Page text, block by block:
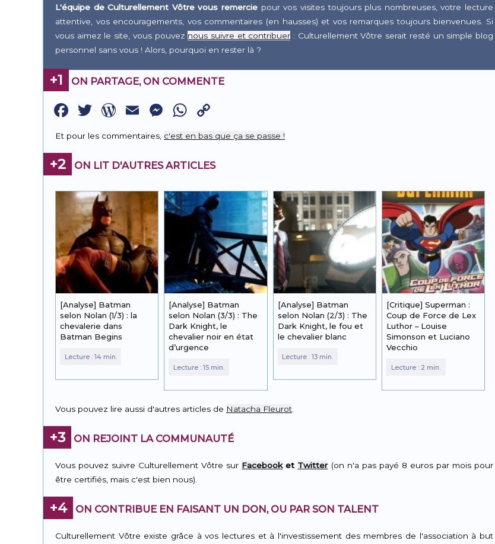
L'équipe de Culturellement Vôtre vous remercie pour vos visites toujours plus nombreuses, votre lecture
attentive, vos encouragements, vos commentaires (en hausses) et vos remarques toujours bienvenues. Si
vous aimez le site, vous pouvez nous suivre et contribuer : Culturellement Vôtre serait resté un simple blog
personnel sans vous ! Alors, pourquoi en rester là ?
+1 ON PARTAGE, ON COMMENTE
Facebook
Twitter
WordPress
EmailMessenger
WhatsApp
Link
Et pour les commentaires, c'est en bas que ça se passe !
+2 ON LIT D'AUTRES ARTICLES
[Analyse] Batman
selon Nolan (1/3) : la
chevalerie dans
Batman Begins
[Analyse] Batman
selon Nolan (3/3) : The
Dark Knight, le
chevalier noir en état
d’urgence
[Analyse] Batman
selon Nolan (2/3) : The
Dark Knight, le fou et
le chevalier blanc
[Critique] Superman :
Coup de Force de Lex
Luthor – Louise
Simonson et Luciano
Vecchio
Vous pouvez lire aussi d'autres articles de Natacha Fleurot
+3 ON REJOINT LA COMMUNAUTÉ
Vous pouvez suivre Culturellement Vôtre sur Facebooket Twitter(on n'a pas payé 8 euros par mois pour
être certifiés, mais c'est bien nous).
+4 ON CONTRIBUE EN FAISANT UN DON, OU PAR SON TALENT
Culturellement Vôtre existe grâce à vos lectures et à l'investissement des membres de l'association à but